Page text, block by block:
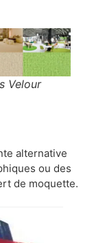
Velour
alternative
ou des
de moquette.